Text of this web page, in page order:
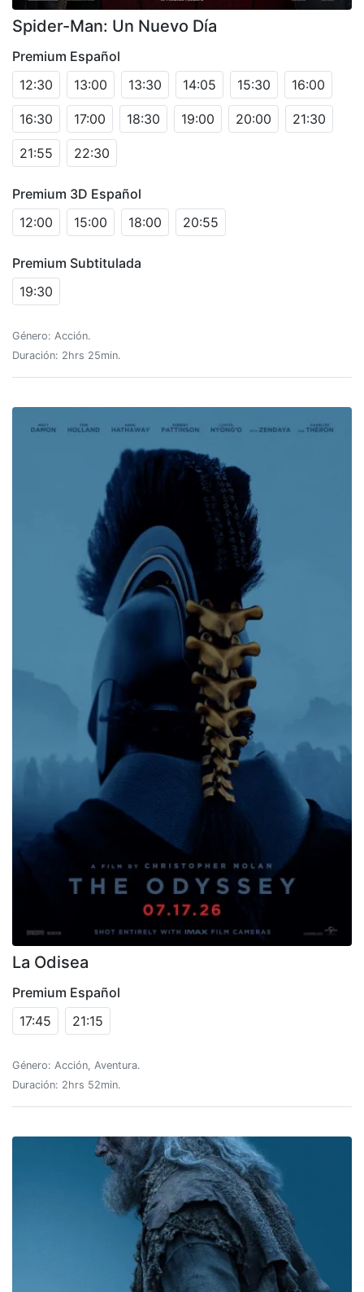
Spider-Man: Un Nuevo Día
Premium Español
12:30
13:00 13:30 14:05 15:30 16:00
16:30 17:00 18:30 19:00 20:00 21:30
21:55 22:30
Premium 3D Español
12:00
15:00 18:00 20:55
Premium Subtitulada
19:30
Género: Acción.
Duración: 2hrs 25min.
La Odisea
Premium Español
17:45
21:15
Género: Acción, Aventura.
Duración: 2hrs 52min.